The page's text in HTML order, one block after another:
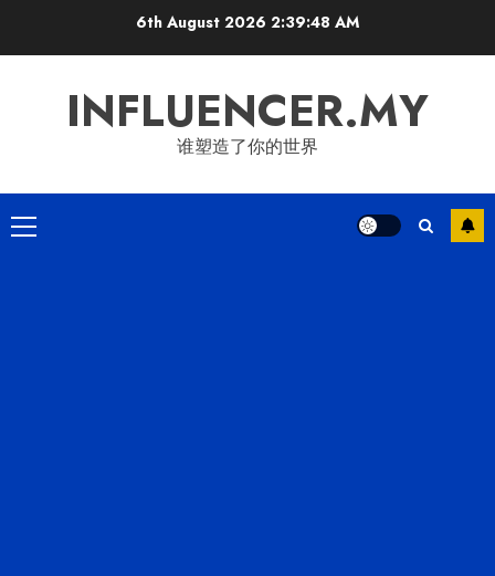
6th August 2026 2:39:48 AM
INFLUENCER.MY
谁塑造了你的世界
Primary